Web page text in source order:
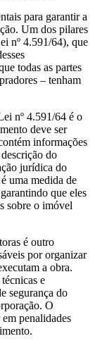
para garantir a
Um dos pilares
nº 4.591/64), que
todas as partes
– tenham
nº 4.591/64 é o
deve ser
informações
do
jurídica do
uma medida de
que eles
sobre o imóvel
é outro
por organizar
a obra.
e
segurança do
O
penalidades